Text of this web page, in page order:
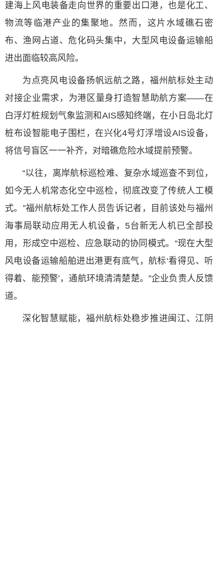
建海上风电装备走向世界的重要出口港，也是化工、
物流等临港产业的集聚地。然而，这片水域礁石密
布、渔网占道、危化码头集中，大型风电设备运输船
进出面临较高风险。
为点亮风电设备扬帆远航之路，福州航标处主动
对接企业需求，为港区量身打造智慧助航方案——在
白浮灯桩规划气象监测和AIS感知终端，在小日岛北灯
桩布设智能电子围栏，在兴化4号灯浮增设AIS设备，
将信号盲区一一补齐，对暗礁危险水域提前预警。
“以往，离岸航标巡检难、复杂水域巡查不到位，
如今无人机常态化空中巡检，彻底改变了传统人工模
式。”福州航标处工作人员告诉记者，目前该处与福州
海事局联动应用无人机设备，5台新无人机已全部投
用，形成空中巡检、应急联动的协同模式。“现在大型
风电设备运输船舶进出港更有底气，航标‘看得见、听
得着、能预警’，通航环境清清楚楚。”企业负责人反馈
道。
深化智慧赋能，福州航标处稳步推进闽江、江阴